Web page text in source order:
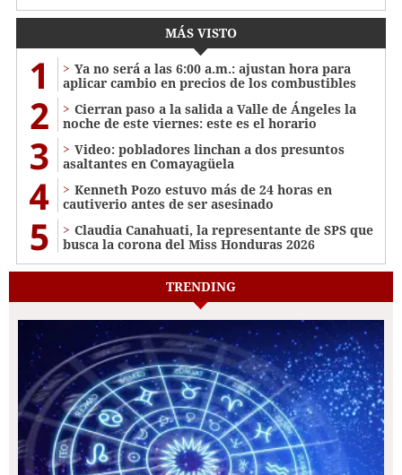
MÁS VISTO
1
Ya no será a las 6:00 a.m.: ajustan hora para
aplicar cambio en precios de los combustibles
2
Cierran paso a la salida a Valle de Ángeles la
noche de este viernes: este es el horario
3
Video: pobladores linchan a dos presuntos
asaltantes en Comayagüela
4
Kenneth Pozo estuvo más de 24 horas en
cautiverio antes de ser asesinado
5
Claudia Canahuati, la representante de SPS que
busca la corona del Miss Honduras 2026
TRENDING